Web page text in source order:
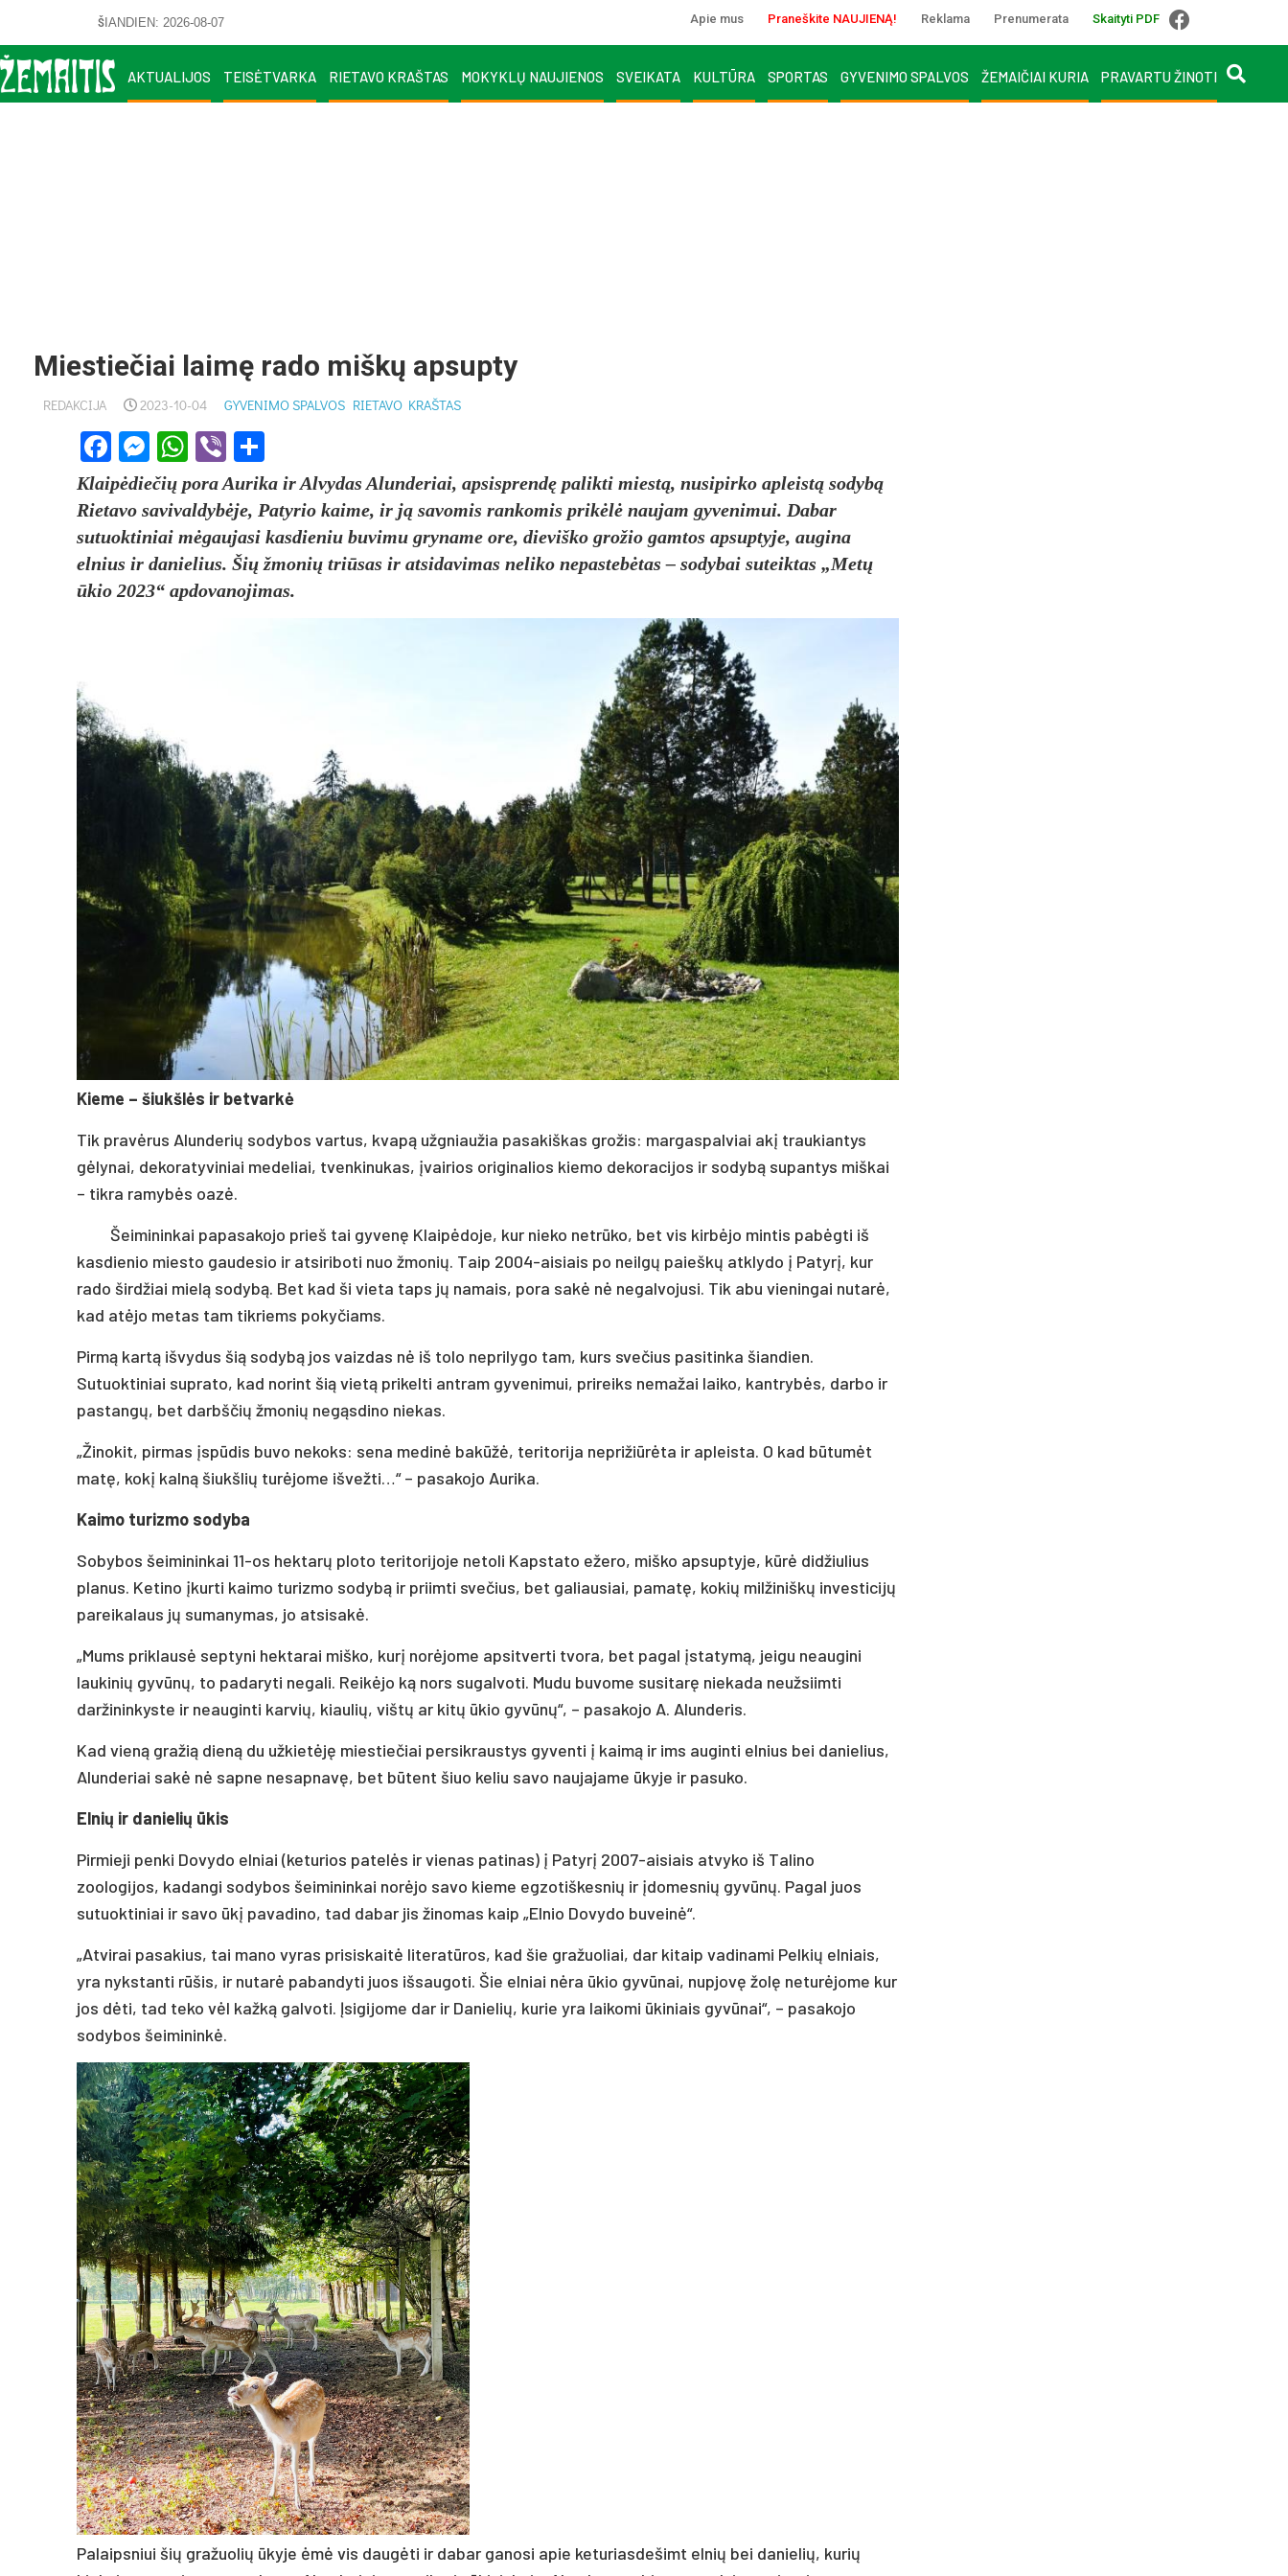
ŠIANDIEN: 2026-08-07 Apie mus Praneškite NAUJIENĄ! Reklama Prenumerata Skaityti PDF
AKTUALIJOS TEISĖTVARKA RIETAVO KRAŠTAS MOKYKLŲ NAUJIENOS SVEIKATA KULTŪRA SPORTAS GYVENIMO SPALVOS ŽEMAIČIAI KURIA PRAVARTU ŽINOTI
Miestiečiai laimę rado miškų apsupty
REDAKCIJA 2023-10-04 GYVENIMO SPALVOS RIETAVO KRAŠTAS
Facebook
Messenger
WhatsApp
Viber
Klaipėdiečių pora Aurika ir Alvydas Alunderiai, apsisprendę palikti miestą, nusipirko apleistą sodybą
Rietavo savivaldybėje, Patyrio kaime, ir ją savomis rankomis prikėlė naujam gyvenimui. Dabar
sutuoktiniai mėgaujasi kasdieniu buvimu gryname ore, dieviško grožio gamtos apsuptyje, augina
elnius ir danielius. Šių žmonių triūsas ir atsidavimas neliko nepastebėtas – sodybai suteiktas „Metų
ūkio 2023“ apdovanojimas.
Kieme – šiukšlės ir betvarkė
Tik pravėrus Alunderių sodybos vartus, kvapą užgniaužia pasakiškas grožis: margaspalviai akį traukiantys
gėlynai, dekoratyviniai medeliai, tvenkinukas, įvairios originalios kiemo dekoracijos ir sodybą supantys miškai
– tikra ramybės oazė.
Šeimininkai papasakojo prieš tai gyvenę Klaipėdoje, kur nieko netrūko, bet vis kirbėjo mintis pabėgti iš
kasdienio miesto gaudesio ir atsiriboti nuo žmonių. Taip 2004-aisiais po neilgų paieškų atklydo į Patyrį, kur
rado širdžiai mielą sodybą. Bet kad ši vieta taps jų namais, pora sakė nė negalvojusi. Tik abu vieningai nutarė,
kad atėjo metas tam tikriems pokyčiams.
Pirmą kartą išvydus šią sodybą jos vaizdas nė iš tolo neprilygo tam, kurs svečius pasitinka šiandien.
Sutuoktiniai suprato, kad norint šią vietą prikelti antram gyvenimui, prireiks nemažai laiko, kantrybės, darbo ir
pastangų, bet darbščių žmonių negąsdino niekas.
„Žinokit, pirmas įspūdis buvo nekoks: sena medinė bakūžė, teritorija neprižiūrėta ir apleista. O kad būtumėt
matę, kokį kalną šiukšlių turėjome išvežti…“ – pasakojo Aurika.
Kaimo turizmo sodyba
Sobybos šeimininkai 11-os hektarų ploto teritorijoje netoli Kapstato ežero, miško apsuptyje, kūrė didžiulius
planus. Ketino įkurti kaimo turizmo sodybą ir priimti svečius, bet galiausiai, pamatę, kokių milžiniškų investicijų
pareikalaus jų sumanymas, jo atsisakė.
„Mums priklausė septyni hektarai miško, kurį norėjome apsitverti tvora, bet pagal įstatymą, jeigu neaugini
laukinių gyvūnų, to padaryti negali. Reikėjo ką nors sugalvoti. Mudu buvome susitarę niekada neužsiimti
daržininkyste ir neauginti karvių, kiaulių, vištų ar kitų ūkio gyvūnų“, – pasakojo A. Alunderis.
Kad vieną gražią dieną du užkietėję miestiečiai persikraustys gyventi į kaimą ir ims auginti elnius bei danielius,
Alunderiai sakė nė sapne nesapnavę, bet būtent šiuo keliu savo naujajame ūkyje ir pasuko.
Elnių ir danielių ūkis
Pirmieji penki Dovydo elniai (keturios patelės ir vienas patinas) į Patyrį 2007-aisiais atvyko iš Talino
zoologijos, kadangi sodybos šeimininkai norėjo savo kieme egzotiškesnių ir įdomesnių gyvūnų. Pagal juos
sutuoktiniai ir savo ūkį pavadino, tad dabar jis žinomas kaip „Elnio Dovydo buveinė“.
„Atvirai pasakius, tai mano vyras prisiskaitė literatūros, kad šie gražuoliai, dar kitaip vadinami Pelkių elniais,
yra nykstanti rūšis, ir nutarė pabandyti juos išsaugoti. Šie elniai nėra ūkio gyvūnai, nupjovę žolę neturėjome kur
jos dėti, tad teko vėl kažką galvoti. Įsigijome dar ir Danielių, kurie yra laikomi ūkiniais gyvūnai“, – pasakojo
sodybos šeimininkė.
Palaipsniui šių gražuolių ūkyje ėmė vis daugėti ir dabar ganosi apie keturiasdešimt elnių bei danielių, kurių